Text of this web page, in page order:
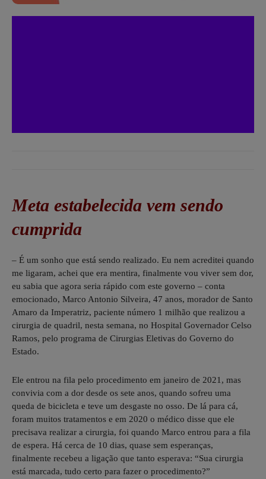
Meta estabelecida vem sendo
cumprida
– É um sonho que está sendo realizado. Eu nem acreditei quando
me ligaram, achei que era mentira, finalmente vou viver sem dor,
eu sabia que agora seria rápido com este governo – conta
emocionado, Marco Antonio Silveira, 47 anos, morador de Santo
Amaro da Imperatriz, paciente número 1 milhão que realizou a
cirurgia de quadril, nesta semana, no Hospital Governador Celso
Ramos, pelo programa de Cirurgias Eletivas do Governo do
Estado.
Ele entrou na fila pelo procedimento em janeiro de 2021, mas
convivia com a dor desde os sete anos, quando sofreu uma
queda de bicicleta e teve um desgaste no osso. De lá para cá,
foram muitos tratamentos e em 2020 o médico disse que ele
precisava realizar a cirurgia, foi quando Marco entrou para a fila
de espera. Há cerca de 10 dias, quase sem esperanças,
finalmente recebeu a ligação que tanto esperava: “Sua cirurgia
está marcada, tudo certo para fazer o procedimento?”